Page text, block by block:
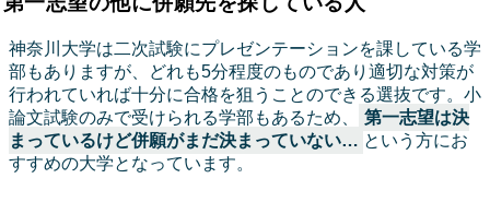
神奈川大学は二次試験にプレゼンテーションを課している学
部もありますが、どれも5分程度のものであり適切な対策が
行われていれば十分に合格を狙うことのできる選抜です。小
論文試験のみで受けられる学部もあるため、
第一志望は決
まっているけど併願がまだ決まっていない… という方にお
すすめの大学となっています。